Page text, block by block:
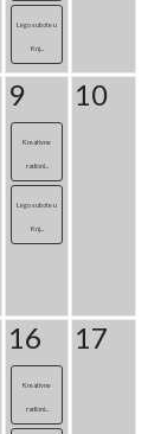
Lego subote u
Knj...
9
Kreativne
radioni...
Lego subote u
Knj...
10
16
Kreativne
radioni...
17